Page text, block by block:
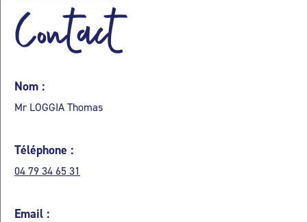
Contact
Nom :
Mr LOGGIA Thomas
Téléphone :
04 79 34 65 31
Email :